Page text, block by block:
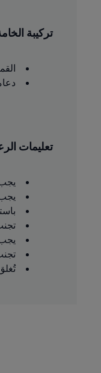
تركيبة
دعامة: 98%
تعليمات